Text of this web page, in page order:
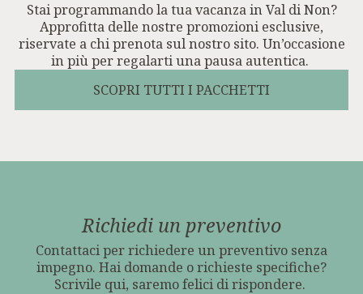
Stai programmando la tua vacanza in Val di Non?
Approfitta delle nostre promozioni esclusive,
riservate a chi prenota sul nostro sito. Un’occasione
in più per regalarti una pausa autentica.
SCOPRI TUTTI I PACCHETTI
Richiedi un preventivo
Contattaci per richiedere un preventivo senza
impegno. Hai domande o richieste specifiche?
Scrivile qui, saremo felici di rispondere.